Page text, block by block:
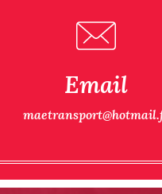
Email